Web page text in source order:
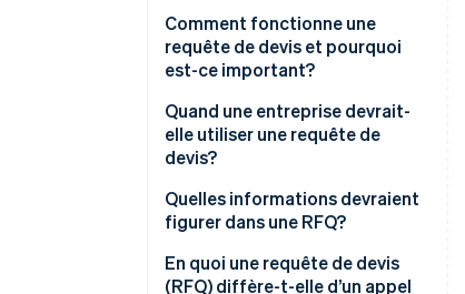
Comment fonctionne une
requête de devis et pourquoi
est-ce important?
Quand une entreprise devrait-
elle utiliser une requête de
devis?
Quelles informations devraient
figurer dans une RFQ?
En quoi une requête de devis
(RFQ) diffère-t-elle d’un appel